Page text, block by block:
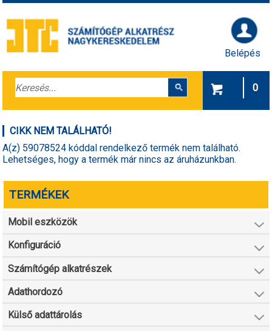
Belépés
0
CIKK NEM TALÁLHATÓ!
A(z) 59078524 kóddal rendelkező termék nem található.
Lehetséges, hogy a termék már nincs az áruházunkban.
TERMÉKEK
Mobil eszközök
Konfiguráció
Számítógép alkatrészek
Adathordozó
Külső adattárolás